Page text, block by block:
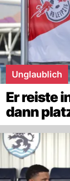
Unglaublich
Er reiste
dann